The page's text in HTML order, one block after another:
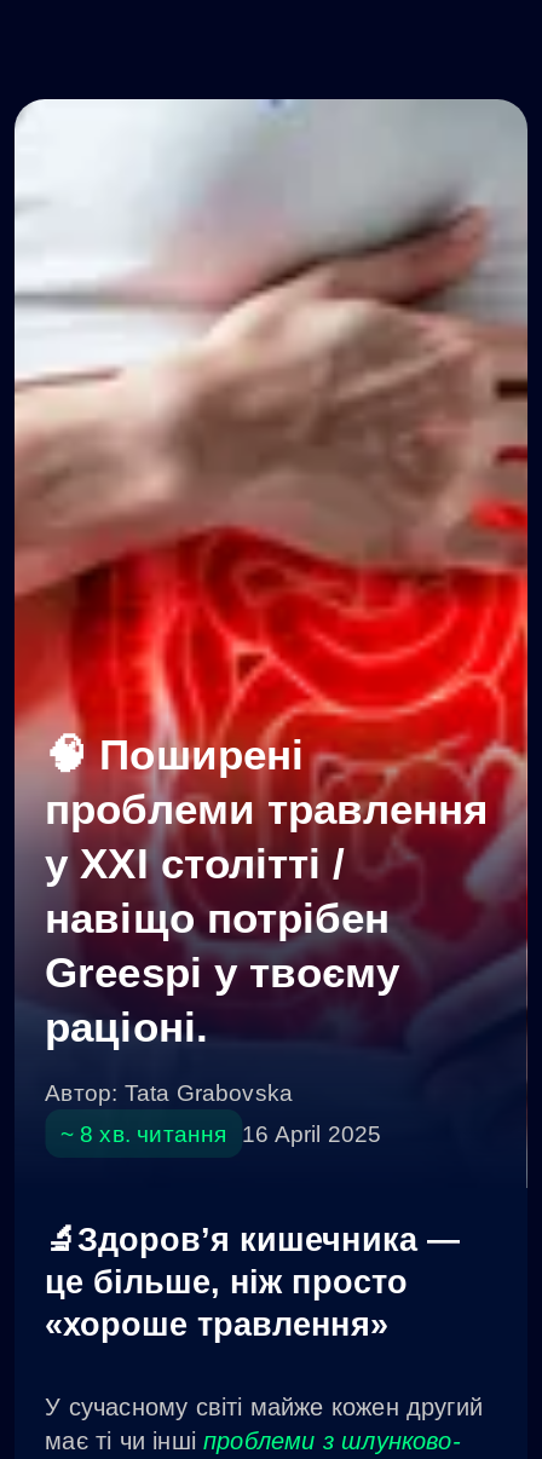
🧠 Поширені
проблеми травлення
у XXI столітті /
навіщо потрібен
Greespi у твоєму
раціоні.
Автор: Tata Grabovska
~ 8 хв. читання
16 April 2025
🔬Здоров’я кишечника —
це більше, ніж просто
«хороше травлення»
У сучасному світі майже кожен другий
має ті чи іншіпроблеми з шлунково-